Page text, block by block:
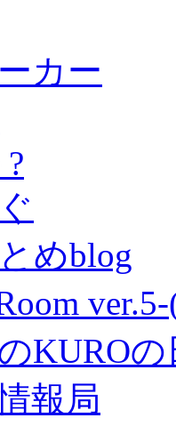
カー
めblog
KURO
報局